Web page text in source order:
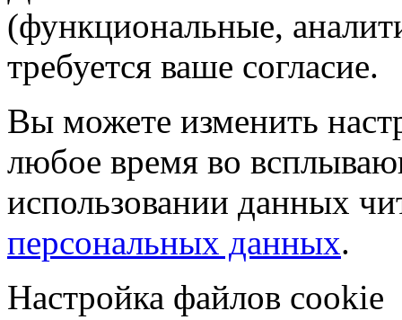
(функциональные,
требуется ваше согласие.
Вы можете изменить
любое время во
использовании данных
персональных данных.
Настройка файлов cookie